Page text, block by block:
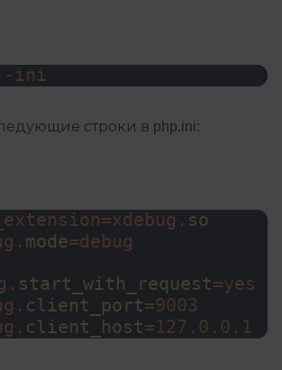
ini
строки в php.ini:
so
mode=debug
start_with_request=yes
client_port=9003
client_host=127.0 . 0.1